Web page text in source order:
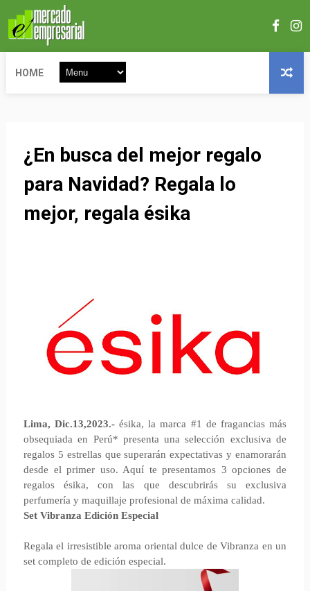
HOME
¿En busca del mejor regalo
para Navidad? Regala lo
mejor, regala ésika
Lima, Dic.13,2023.- ésika, la marca #1 de fragancias más
obsequiada en Perú* presenta una selección exclusiva de
regalos 5 estrellas que superarán expectativas y enamorarán
desde el primer uso. Aquí te presentamos 3 opciones de
regalos ésika, con las que descubrirás su exclusiva
perfumería y maquillaje profesional de máxima calidad.
Set Vibranza Edición Especial
Regala el irresistible aroma oriental dulce de Vibranza en un
set completo de edición especial.